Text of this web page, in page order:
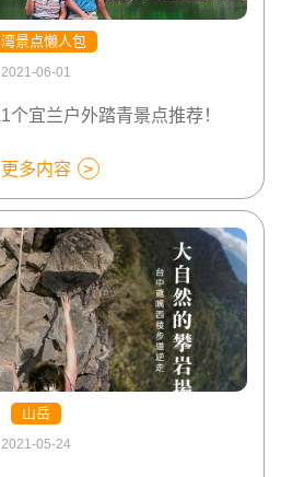
景点懒人包
2021-06-01
个宜兰户外踏青景点推荐！
更多内容
山岳
2021-05-24